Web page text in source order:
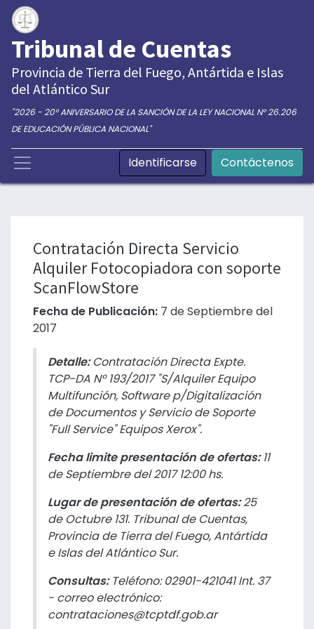
Tribunal de Cuentas
Provincia de Tierra del Fuego, Antártida e Islas
del Atlántico Sur
"2026 - 20° ANIVERSARIO DE LA SANCIÓN DE LA LEY NACIONAL N° 26.206
DE EDUCACIÓN PÚBLICA NACIONAL"
Identificarse Contáctenos
Contratación Directa Servicio
Alquiler Fotocopiadora con soporte
ScanFlowStore
Fecha de Publicación: 7 de Septiembre del
2017
Detalle:Contratación Directa Expte.
TCP-DA Nº 193/2017 "S/Alquiler Equipo
Multifunción, Software p/Digitalización
de Documentos y Servicio de Soporte
"Full Service" Equipos Xerox".
Fecha limite presentación de ofertas:11
de Septiembre del 2017 12:00 hs.
Lugar de presentación de ofertas:25
de Octubre 131. Tribunal de Cuentas,
Provincia de Tierra del Fuego, Antártida
e Islas del Atlántico Sur.
Consultas: Teléfono: 02901-421041 Int. 37
- correo electrónico:
contrataciones@tcptdf.gob.ar